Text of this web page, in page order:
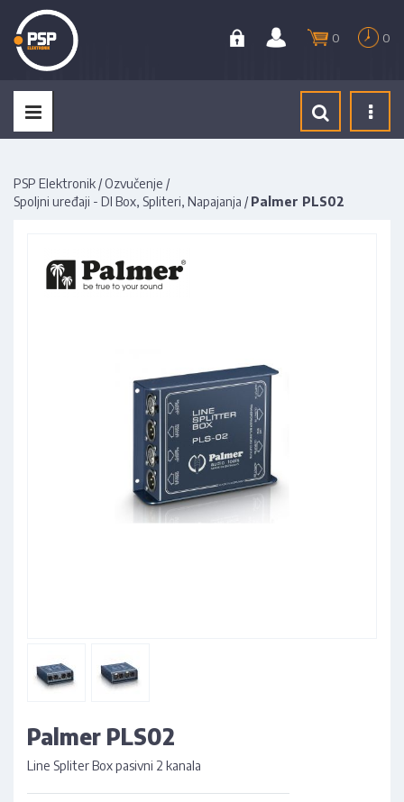
0 0
PSP Elektronik /Ozvučenje /
Spoljni uređaji - DI Box, Spliteri, Napajanja / Palmer PLS02
Palmer PLS02
Line Spliter Box pasivni 2 kanala